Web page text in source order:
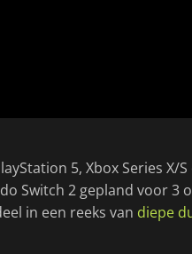
5, Xbox Series X/
Switch 2 gepland voor 3
in een reeks van diepe